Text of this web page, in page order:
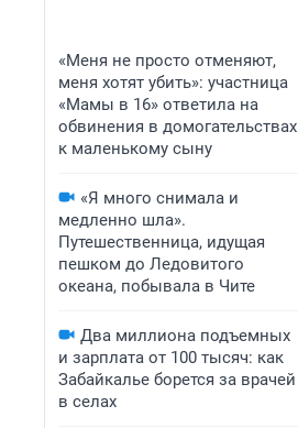
«Меня не просто отменяют,
меня хотят убить»: участница
«Мамы в 16» ответила на
обвинения в домогательствах
к маленькому сыну
«Я много снимала и
медленно шла».
Путешественница, идущая
пешком до Ледовитого
океана, побывала в Чите
Два миллиона подъемных
и зарплата от 100 тысяч: как
Забайкалье борется за врачей
в селах